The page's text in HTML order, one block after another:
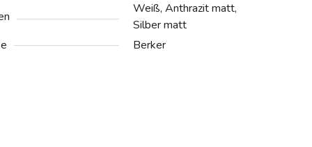
Weiß, Anthrazit matt,
Silber matt
Berker